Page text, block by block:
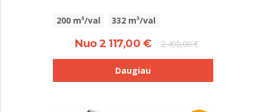
200 m³/val 332 m³/val
Nuo 2 117,00 € 2 490,00 €
Daugiau